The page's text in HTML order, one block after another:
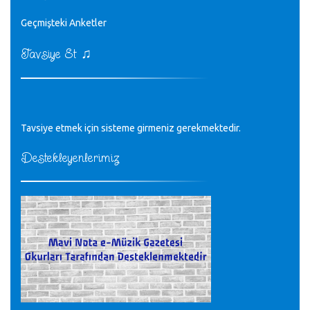
♪
sayın müfit bey bilgilerinizi kontrol edi 6440 sayılı cso
CÜNEYT BALKIZ - 15.11.2022
Geçmişteki Anketler
Tavsiye Et ♫
Tavsiye etmek için sisteme girmeniz gerekmektedir.
Destekleyenlerimiz